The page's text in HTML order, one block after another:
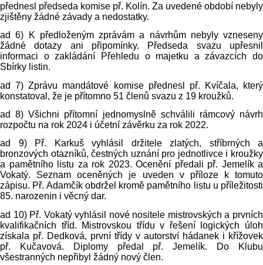
přednesl předseda komise př. Kolín. Za uvedené období nebyly
zjištěny žádné závady a nedostatky.
ad 6) K předloženým zprávám a návrhům nebyly vzneseny
žádné dotazy ani připomínky. Předseda svazu upřesnil
informaci o zakládání Přehledu o majetku a závazcích do
Sbírky listin.
ad 7) Zprávu mandátové komise přednesl př. Kvíčala, který
konstatoval, že je přítomno 51 členů svazu z 19 kroužků.
ad 8) Všichni přítomní jednomyslně schválili rámcový návrh
rozpočtu na rok 2024 i účetní závěrku za rok 2022.
ad 9) Př. Karkuš vyhlásil držitele zlatých, stříbrných a
bronzových otazníků, čestných uznání pro jednotlivce i kroužky
a pamětního listu za rok 2023. Ocenění předali př. Jemelík a
Vokatý. Seznam oceněných je uveden v příloze k tomuto
zápisu. Př. Adamčík obdržel kromě pamětního listu u příležitosti
85. narozenin i věcný dar.
ad 10) Př. Vokatý vyhlásil nové nositele mistrovských a prvních
kvalifikačních tříd. Mistrovskou třídu v řešení logických úloh
získala př. Dedková, první třídy v autorství hádanek i křížovek
př. Kučavová. Diplomy předal př. Jemelík. Do Klubu
všestranných nepřibyl žádný nový člen.